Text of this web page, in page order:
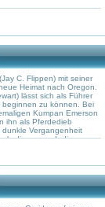
C. Flippen) mit seiner
Heimat nach Oregon.
lässt sich als Führer
zu können. Bei
Kumpan Emerson
ihn als Pferdedieb
dunkle Vergangenheit
dieser von Indianern